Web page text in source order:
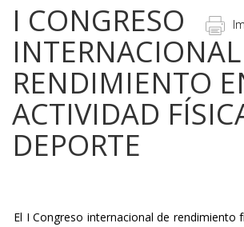
I CONGRESO
RENDIMIENTO
ACTIVIDAD
DEPORTE
El I Congreso internacional de rendimiento